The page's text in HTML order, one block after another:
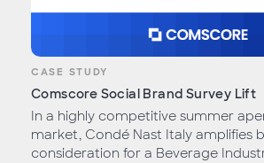
CASE STUDY
Comscore Social Brand Survey Lift
In a highly competitive summer
market, Condé Nast Italy amplifies
consideration for a Beverage